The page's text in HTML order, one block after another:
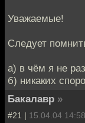
Уважаемые!
Следует
а) в чём я не
б) никаких
Бакалавр »
#21 | 15.04.04 14:58